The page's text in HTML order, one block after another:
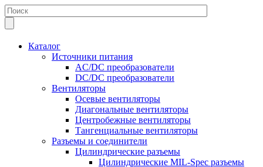
Каталог
Источники питания
AC/DC преобразователи
DC/DC преобразователи
Вентиляторы
Осевые вентиляторы
Диагональные вентиляторы
Центробежные вентиляторы
Тангенциальные вентиляторы
Разъемы и соединители
Цилиндрические разъемы
Цилиндрические MIL-Spec разъемы